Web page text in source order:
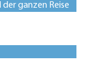
ganzen Reise